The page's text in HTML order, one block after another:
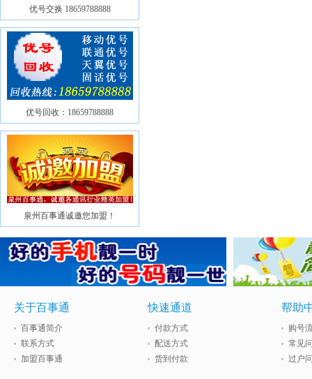
优号交换 18659788888
优号回收：18659788888
泉州百事通诚邀您加盟！
关于百事通
百事通简介
联系方式
加盟百事通
快速通道
付款方式
配送方式
货到付款
帮助
购号
常见
过户